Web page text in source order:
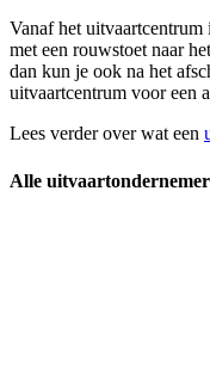
Vanaf het
met een rouwstoet naar
dan kun je ook na het
uitvaartcentrum voor een
Lees verder over wat een
Alle